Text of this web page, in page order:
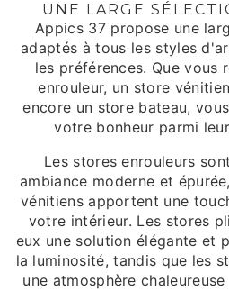
UNE LARGE
Appics 37 propose une
adaptés à tous les styles
les préférences. Que vous
enrouleur, un store
encore un store bateau,
votre bonheur parmi
Les stores enrouleurs
ambiance moderne et
vénitiens apportent une
votre intérieur. Les stores
eux une solution élégante et
la luminosité, tandis que les
une atmosphère